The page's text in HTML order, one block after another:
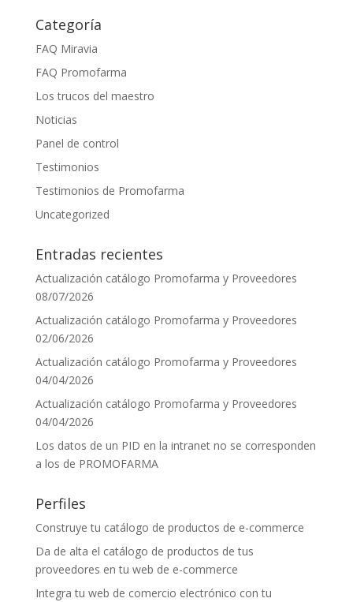
Categoría
FAQ Miravia
FAQ Promofarma
Los trucos del maestro
Noticias
Panel de control
Testimonios
Testimonios de Promofarma
Uncategorized
Entradas recientes
Actualización catálogo Promofarma y Proveedores
08/07/2026
Actualización catálogo Promofarma y Proveedores
02/06/2026
Actualización catálogo Promofarma y Proveedores
04/04/2026
Actualización catálogo Promofarma y Proveedores
04/04/2026
Los datos de un PID en la intranet no se corresponden
a los de PROMOFARMA
Perfiles
Construye tu catálogo de productos de e-commerce
Da de alta el catálogo de productos de tus
proveedores en tu web de e-commerce
Integra tu web de comercio electrónico con tu